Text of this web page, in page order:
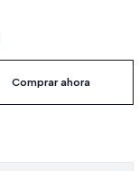
Comprar ahora